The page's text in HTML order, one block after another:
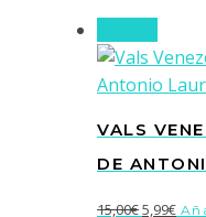
VALS
DE
15,00€El
5,99€El